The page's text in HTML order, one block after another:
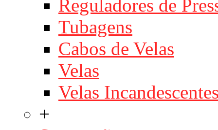
Reguladores de
Tubagens
Cabos de Velas
Velas
Velas
+